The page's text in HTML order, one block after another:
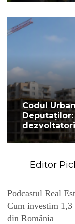
Codul
dezvoltatori
Editor
Podcastul Real
Cum investim
din România